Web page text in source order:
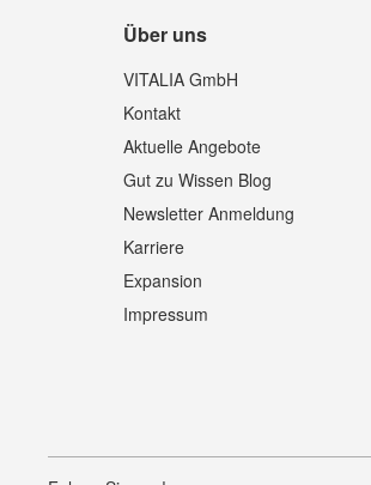
Über uns
VITALIA GmbH
Kontakt
Aktuelle Angebote
Gut zu Wissen Blog
Newsletter Anmeldung
Karriere
Expansion
Impressum